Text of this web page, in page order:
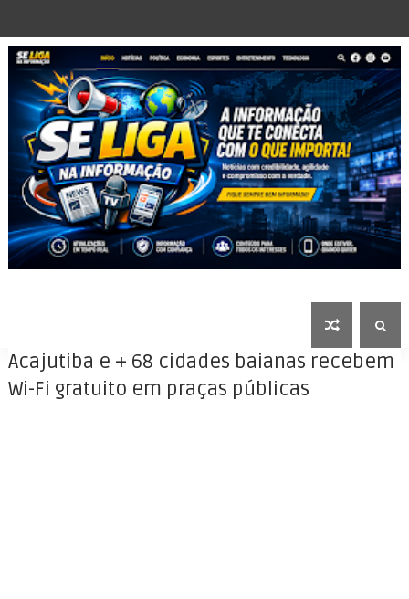
Acajutiba e + 68 cidades baianas recebem
Wi-Fi gratuito em praças públicas